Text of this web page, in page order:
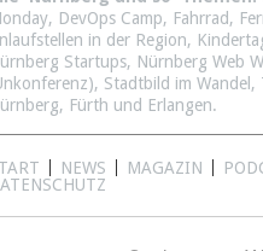
, DevOps Camp, Fahrrad,
in der Region,
Startups, Nürnberg Web
, Stadtbild im Wandel ,
Fürth und Erlangen.
NEWS MAGAZIN